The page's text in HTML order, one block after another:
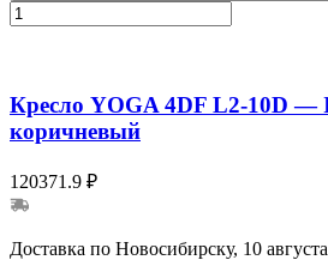
Кресло YOGA 4DF L2-10D —
коричневый
120371.9 ₽
Доставка по Новосибирску, 10 августа